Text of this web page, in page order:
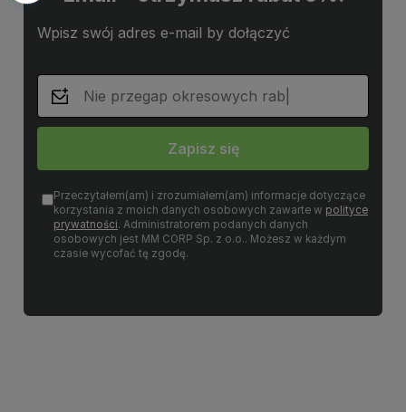
Wpisz swój adres e-mail by dołączyć
Zapisz się
Przeczytałem(am) i zrozumiałem(am) informacje dotyczące
korzystania z moich danych osobowych zawarte w polityce
prywatności. Administratorem podanych danych
osobowych jest MM CORP Sp. z o.o.. Możesz w każdym
czasie wycofać tę zgodę.